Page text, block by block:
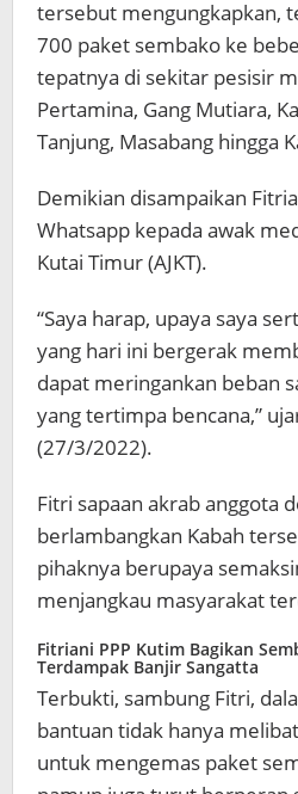
tersebut mengungkapkan,
700 paket sembako ke
tepatnya di sekitar pesisir
Pertamina, Gang Mutiara,
Tanjung, Masabang hingga
Demikian disampaikan
Whatsapp kepada awak
Kutai Timur (AJKT).
“Saya harap, upaya saya
yang hari ini bergerak
dapat meringankan beban
yang tertimpa bencana,”
(27/3/2022).
Fitri sapaan akrab anggota
berlambangkan Kabah
pihaknya berupaya
menjangkau masyarakat
Fitriani PPP Kutim Bagikan
Terdampak Banjir Sangatta
Terbukti, sambung Fitri,
bantuan tidak hanya
untuk mengemas paket